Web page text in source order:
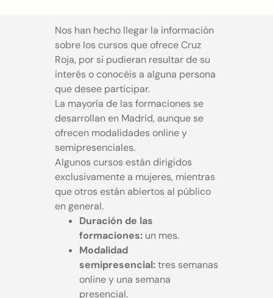
Nos han hecho llegar la información
sobre los cursos que ofrece Cruz
Roja, por si pudieran resultar de su
interés o conocéis a alguna persona
que desee participar.
La mayoría de las formaciones se
desarrollan en Madrid, aunque se
ofrecen modalidades online y
semipresenciales.
Algunos cursos están dirigidos
exclusivamente a mujeres, mientras
que otros están abiertos al público
en general.
Duración de las
formaciones:un mes.
Modalidad
semipresencial:tres semanas
online y una semana
presencial.